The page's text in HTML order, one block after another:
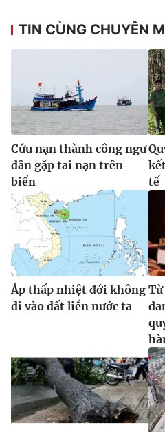
Email:toasoan@vtv.vn
® Cấm sao chép dưới mọi hình
thuận bằng văn bản. Ghi rõ
thông tin từ website này.
TIN CÙNG CHUYÊN
Cứu nạn thành công ngư
dân gặp tai nạn trên
biển
tế
Áp thấp nhiệt đới không
đi vào đất liền nước ta